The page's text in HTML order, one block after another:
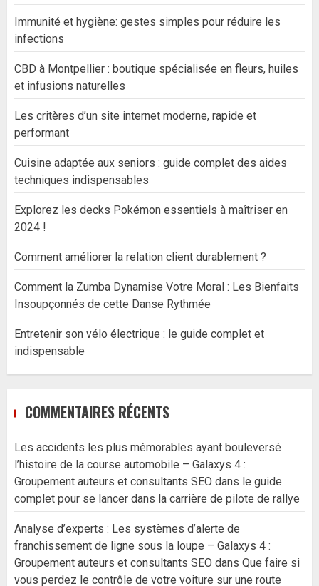
Immunité et hygiène: gestes simples pour réduire les
infections
CBD à Montpellier : boutique spécialisée en fleurs, huiles
et infusions naturelles
Les critères d’un site internet moderne, rapide et
performant
Cuisine adaptée aux seniors : guide complet des aides
techniques indispensables
Explorez les decks Pokémon essentiels à maîtriser en
2024 !
Comment améliorer la relation client durablement ?
Comment la Zumba Dynamise Votre Moral : Les Bienfaits
Insoupçonnés de cette Danse Rythmée
Entretenir son vélo électrique : le guide complet et
indispensable
COMMENTAIRES RÉCENTS
Les accidents les plus mémorables ayant bouleversé
l’histoire de la course automobile – Galaxys 4 :
Groupement auteurs et consultants SEO dans le guide
complet pour se lancer dans la carrière de pilote de rallye
Analyse d’experts : Les systèmes d’alerte de
franchissement de ligne sous la loupe – Galaxys 4 :
Groupement auteurs et consultants SEO dans Que faire si
vous perdez le contrôle de votre voiture sur une route